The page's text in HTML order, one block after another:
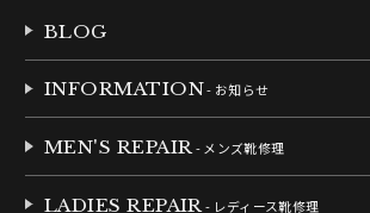
BLOG
INFORMATION- お知らせ
MEN'S REPAIR- メンズ靴修理
LADIES REPAIR - レディース靴修理